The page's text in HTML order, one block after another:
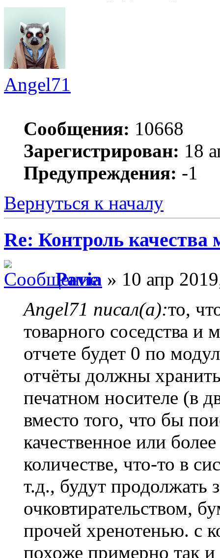
Angel71
Сообщения: 10668
Зарегистрирован: 18
Предупреждения: -1
Вернуться к началу
Re: Контроль качества
Pavia » 10 апр
Angel71 писал(а):то,
товарного соседства и
отчете будет 0 по
отчёты должны
печатном носителе (в
вместо того, что бы
качественное или
количестве, что-то в
т.д., будут продолжать
очковтирательством,
прочей хренотенью. с
похоже примерно так